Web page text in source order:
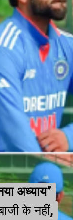
अध्याय”
के नहीं,
अध्याय”
के नहीं,